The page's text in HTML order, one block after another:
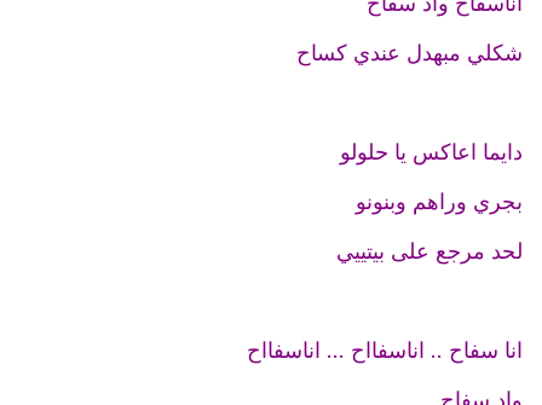
شكلي مبهدل عندي كساح
دايما اعاكس يا حلولو
بجري وراهم وبنونو
لحد مرجع على بيتييي
انا سفاح .. اناسفااح ... اناسفااح